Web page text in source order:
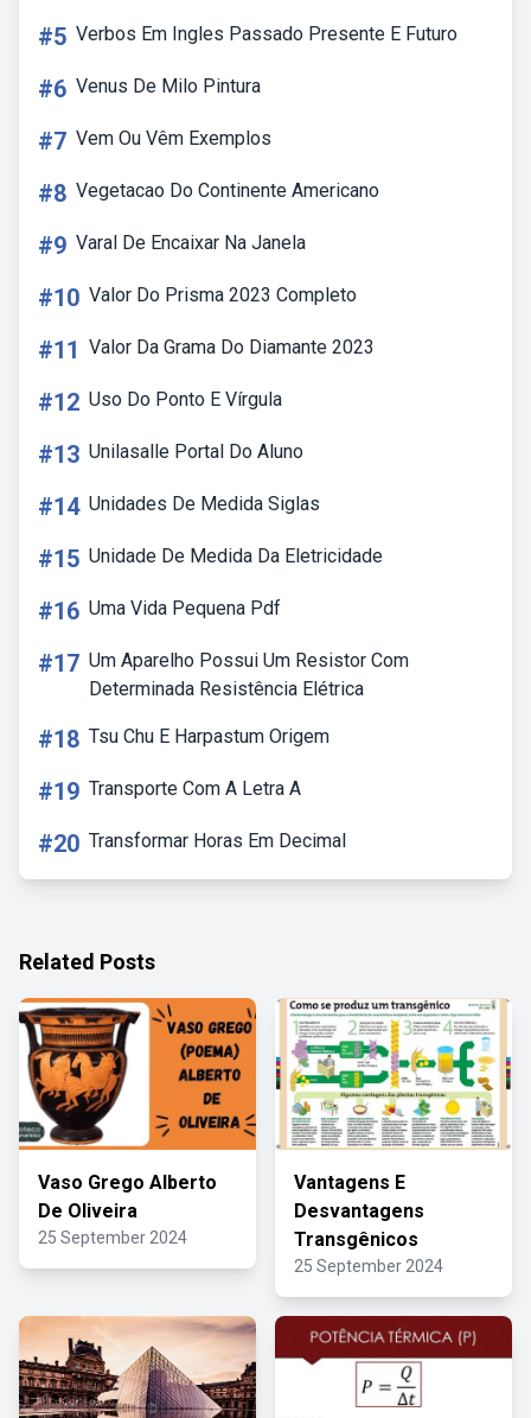
#5 Verbos Em Ingles Passado Presente E Futuro
#6 Venus De Milo Pintura
#7 Vem Ou Vêm Exemplos
#8 Vegetacao Do Continente Americano
#9 Varal De Encaixar Na Janela
#10 Valor Do Prisma 2023 Completo
#11 Valor Da Grama Do Diamante 2023
#12 Uso Do Ponto E Vírgula
#13 Unilasalle Portal Do Aluno
#14 Unidades De Medida Siglas
#15 Unidade De Medida Da Eletricidade
#16 Uma Vida Pequena Pdf
#17 Um Aparelho Possui Um Resistor Com
Determinada Resistência Elétrica
#18 Tsu Chu E Harpastum Origem
#19 Transporte Com A Letra A
#20 Transformar Horas Em Decimal
Related Posts
Vaso Grego Alberto
De Oliveira
25 September 2024
Vantagens E
Desvantagens
Transgênicos
25 September 2024